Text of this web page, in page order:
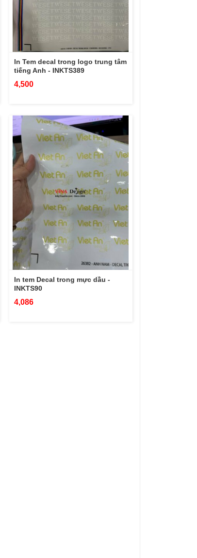
In Tem decal trong logo trung tâm
tiếng Anh - INKTS389
4,500
In tem Decal trong mực dầu -
INKTS90
4,086